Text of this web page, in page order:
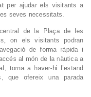
per ajudar els visitants a
seves necessitats.
de la Plaça de les
on els visitants podran
de forma ràpida i
al món de la nàutica a
torna a haver-hi l’estand
que ofereix una parada